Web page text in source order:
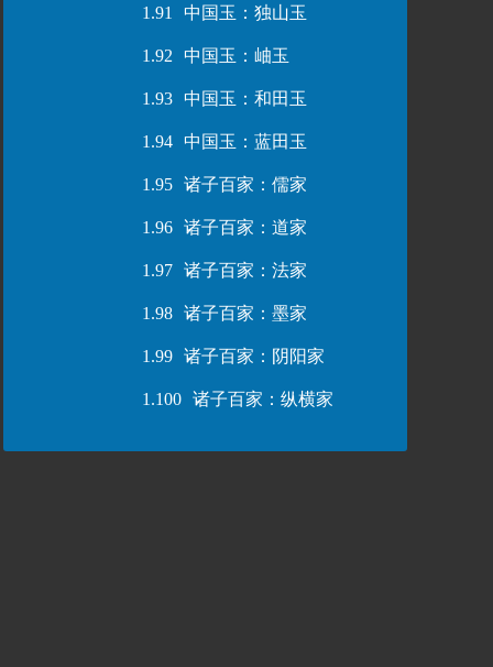
1.91 中国玉：独山玉
1.92 中国玉：岫玉
1.93 中国玉：和田玉
1.94 中国玉：蓝田玉
1.95 诸子百家：儒家
1.96 诸子百家：道家
1.97 诸子百家：法家
1.98 诸子百家：墨家
1.99 诸子百家：阴阳家
1.100 诸子百家：纵横家